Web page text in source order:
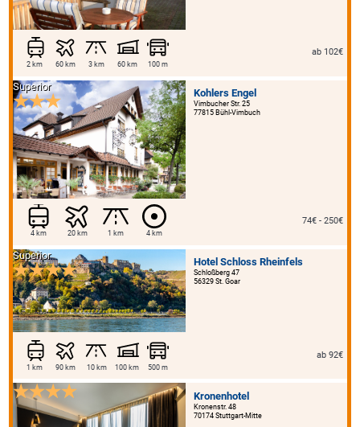
2 km 60 km 3 km 60 km 100 m
ab 102€
Kohlers Engel
Vimbucher Str. 25
77815 Bühl-Vimbuch
Superior
4 km 20 km 1 km 4 km
74€ - 250€
Hotel Schloss Rheinfels
Schloßberg 47
56329 St. Goar
Superior
1 km 90 km 10 km 100 km 500 m
ab 92€
Kronenhotel
Kronenstr. 48
70174 Stuttgart-Mitte